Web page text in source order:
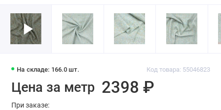
На складе: 166.0 шт. Код товара: 55046823
Цена за метр 2398 ₽
При заказе: